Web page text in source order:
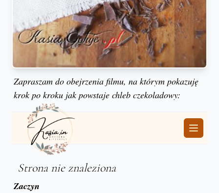
Zapraszam do obejrzenia filmu, na którym pokazuję
krok po kroku jak powstaje chleb czekoladowy:
Zaczyn